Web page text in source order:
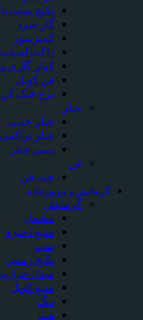
پکیج پشت بامی
گاز مبرد
کمپرسور
داکت اسپلیت
کولر گازی و اسپلیت
فن کویل
برج خنک کن
چیلر جذبی
چیلر تراکمی
مینی چیلر
جت فن
و موتورخانه
گرمایش
مشعل
منبع ذخیره
پکیج زمینی
مبدل حرارتی
منبع کویل